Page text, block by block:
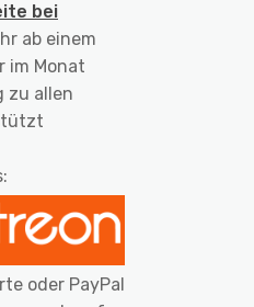
bei
ab einem
im Monat
zu allen
oder PayPal